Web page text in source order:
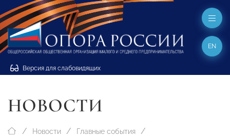
Версия для слабовидящих
EN
НОВОСТИ
Новости Главные события